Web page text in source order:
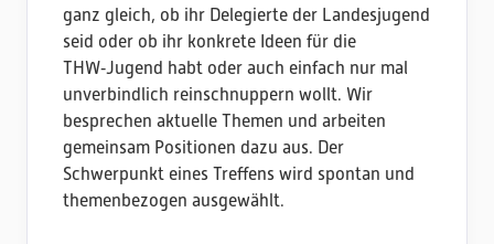
ganz gleich, ob ihr Delegierte der Landesjugend
seid oder ob ihr konkrete Ideen für die
THW‑Jugend habt oder auch einfach nur mal
unverbindlich reinschnuppern wollt. Wir
besprechen aktuelle Themen und arbeiten
gemeinsam Positionen dazu aus. Der
Schwerpunkt eines Treffens wird spontan und
themenbezogen ausgewählt.